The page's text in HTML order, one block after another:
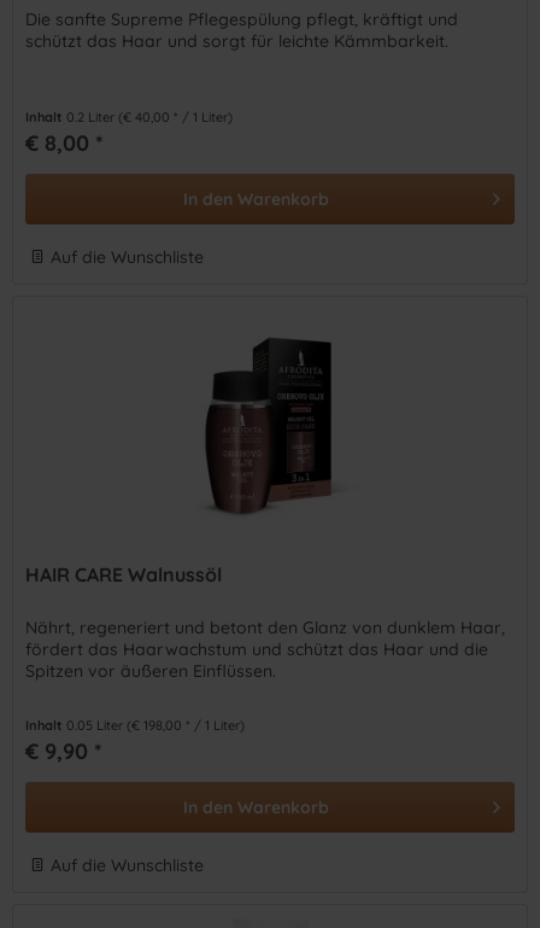
Die sanfte Supreme Pflegespülung pflegt, kräftigt und
schützt das Haar und sorgt für leichte Kämmbarkeit.
Inhalt 0.2 Liter (€ 40,00 * / 1 Liter)
€ 8,00 *
In den Warenkorb
Auf die Wunschliste
HAIR CARE Walnussöl
Nährt, regeneriert und betont den Glanz von dunklem Haar,
fördert das Haarwachstum und schützt das Haar und die
Spitzen vor äußeren Einflüssen.
Inhalt 0.05 Liter (€ 198,00 * / 1 Liter)
€ 9,90 *
In den Warenkorb
Auf die Wunschliste